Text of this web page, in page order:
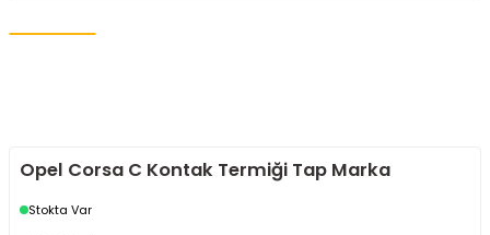
Opel Corsa C Kontak Termiği Tap Marka
Stokta Var